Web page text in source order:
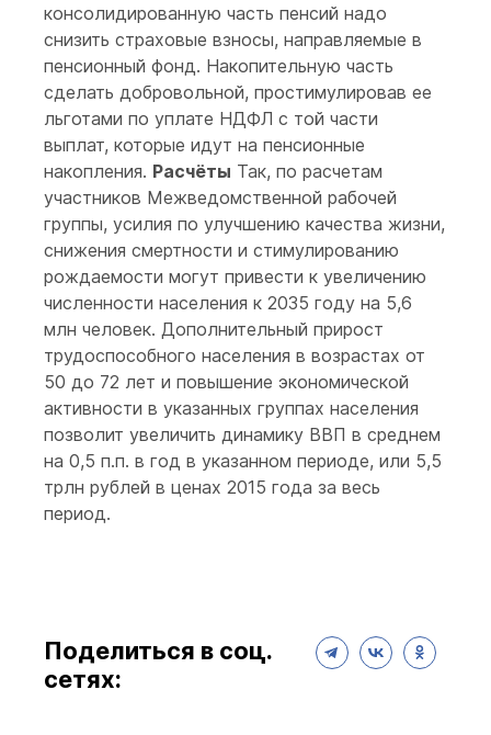
консолидированную часть пенсий надо
снизить страховые взносы, направляемые в
пенсионный фонд. Накопительную часть
сделать добровольной, простимулировав ее
льготами по уплате НДФЛ с той части
выплат, которые идут на пенсионные
накопления. Расчёты Так, по расчетам
участников Межведомственной рабочей
группы, усилия по улучшению качества жизни,
снижения смертности и стимулированию
рождаемости могут привести к увеличению
численности населения к 2035 году на 5,6
млн человек. Дополнительный прирост
трудоспособного населения в возрастах от
50 до 72 лет и повышение экономической
активности в указанных группах населения
позволит увеличить динамику ВВП в среднем
на 0,5 п.п. в год в указанном периоде, или 5,5
трлн рублей в ценах 2015 года за весь
период.
Поделиться в соц.
сетях: